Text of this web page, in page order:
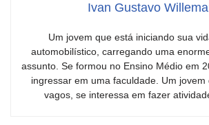
Ivan Gustavo
Um jovem que está iniciando sua
automobilístico, carregando uma
assunto. Se formou no Ensino Médio em
ingressar em uma faculdade. Um jovem
vagos, se interessa em fazer